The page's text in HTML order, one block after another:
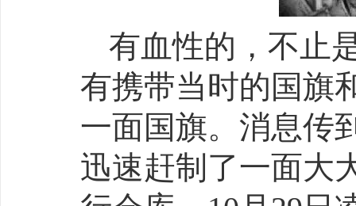
有血性的，不止
有携带当时的国旗
一面国旗。消息传
迅速赶制了一面大